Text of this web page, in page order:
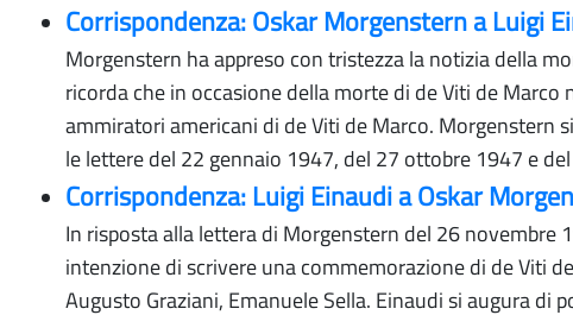
Corrispondenza: Oskar Morgenstern a Luigi
Morgenstern ha appreso con tristezza la notizia della
ricorda che in occasione della morte di de Viti de
ammiratori americani di de Viti de Marco. Morgenstern
le lettere del 22 gennaio 1947, del 27 ottobre 1947 e
Corrispondenza: Luigi Einaudi a Oskar
In risposta alla lettera di Morgenstern del 26 novembre
intenzione di scrivere una commemorazione di de Viti
Augusto Graziani, Emanuele Sella. Einaudi si augura